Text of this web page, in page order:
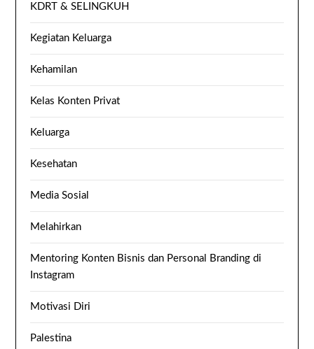
KDRT & SELINGKUH
Kegiatan Keluarga
Kehamilan
Kelas Konten Privat
Keluarga
Kesehatan
Media Sosial
Melahirkan
Mentoring Konten Bisnis dan Personal Branding di
Instagram
Motivasi Diri
Palestina